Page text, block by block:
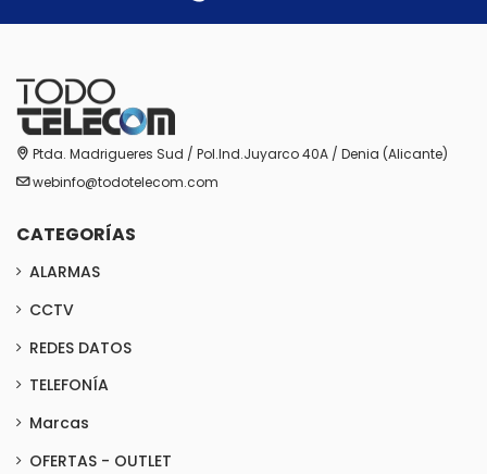
Ptda. Madrigueres Sud / Pol.Ind.Juyarco 40A / Denia (Alicante)
webinfo@todotelecom.com
CATEGORÍAS
ALARMAS
CCTV
REDES DATOS
TELEFONÍA
Marcas
OFERTAS - OUTLET